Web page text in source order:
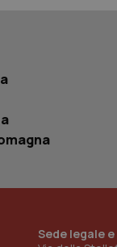
Sede legale
_ga_KM60CM4NPH